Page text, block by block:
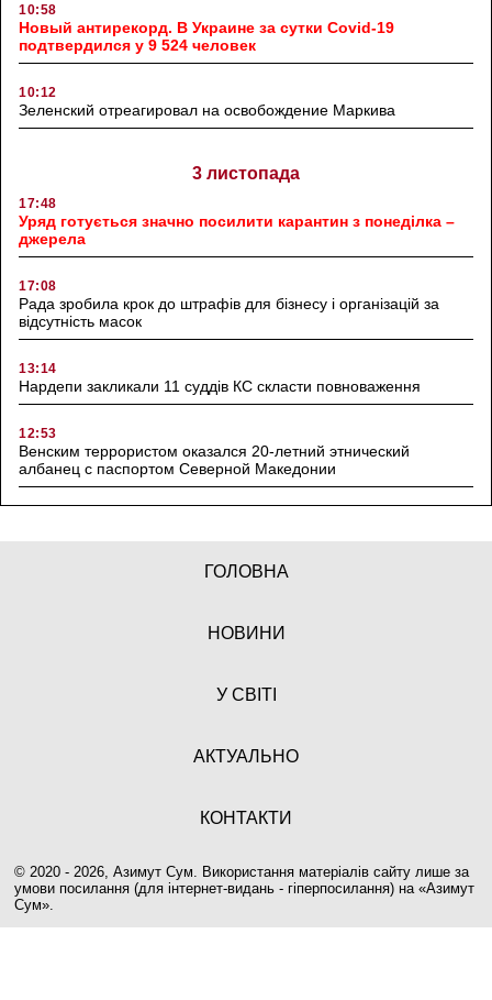
10:58
Новый антирекорд. В Украине за сутки Covid-19
подтвердился у 9 524 человек
10:12
Зеленский отреагировал на освобождение Маркива
3 листопада
17:48
Уряд готується значно посилити карантин з понеділка –
джерела
17:08
Рада зробила крок до штрафів для бізнесу і організацій за
відсутність масок
13:14
Нардепи закликали 11 суддів КС скласти повноваження
12:53
Венским террористом оказался 20-летний этнический
албанец с паспортом Северной Македонии
ГОЛОВНА
НОВИНИ
У СВІТІ
АКТУАЛЬНО
КОНТАКТИ
© 2020 - 2026, Азимут Сум. Використання матеріалів сайту лише за
умови посилання (для інтернет-видань - гіперпосилання) на «Азимут
Сум».